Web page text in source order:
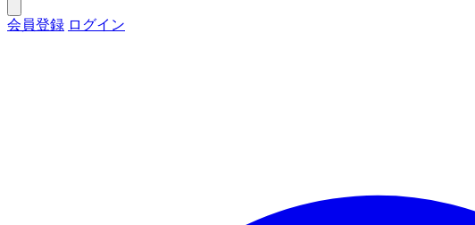
会員登録 ログイン